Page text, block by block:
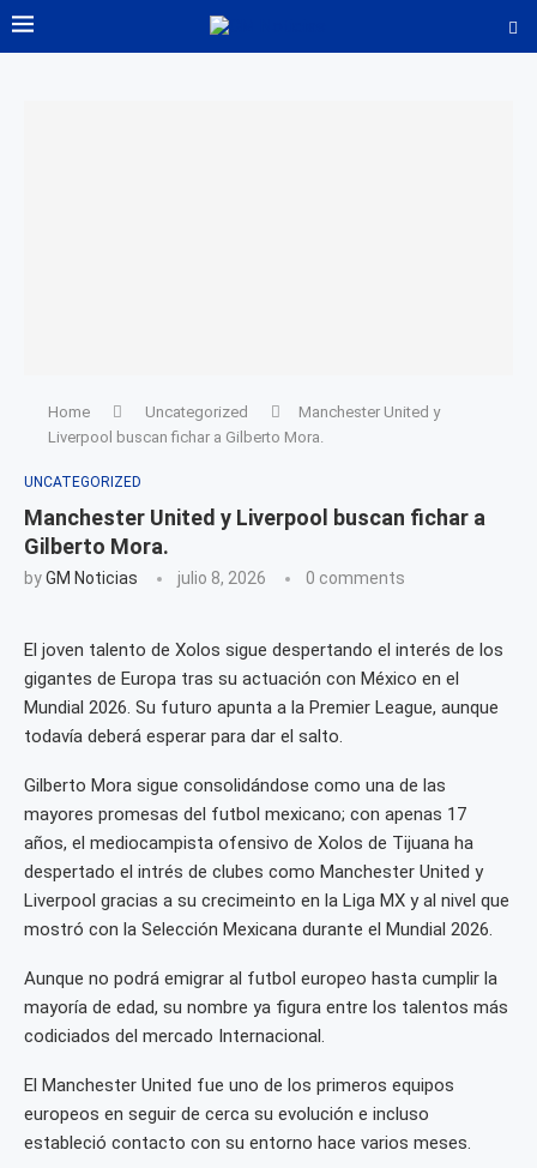
Home Uncategorized
Manchester United y
Liverpool buscan fichar a Gilberto Mora.
UNCATEGORIZED
Manchester United y Liverpool buscan fichar a
Gilberto Mora.
byGM Noticias julio 8, 2026 0 comments
El joven talento de Xolos sigue despertando el interés de los
gigantes de Europa tras su actuación con México en el
Mundial 2026. Su futuro apunta a la Premier League, aunque
todavía deberá esperar para dar el salto.
Gilberto Mora sigue consolidándose como una de las
mayores promesas del futbol mexicano; con apenas 17
años, el mediocampista ofensivo de Xolos de Tijuana ha
despertado el intrés de clubes como Manchester United y
Liverpool gracias a su crecimeinto en la Liga MX y al nivel que
mostró con la Selección Mexicana durante el Mundial 2026.
Aunque no podrá emigrar al futbol europeo hasta cumplir la
mayoría de edad, su nombre ya figura entre los talentos más
codiciados del mercado Internacional.
El Manchester United fue uno de los primeros equipos
europeos en seguir de cerca su evolución e incluso
estableció contacto con su entorno hace varios meses.